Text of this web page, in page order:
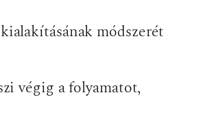
módszerét
végig a folyamatot,